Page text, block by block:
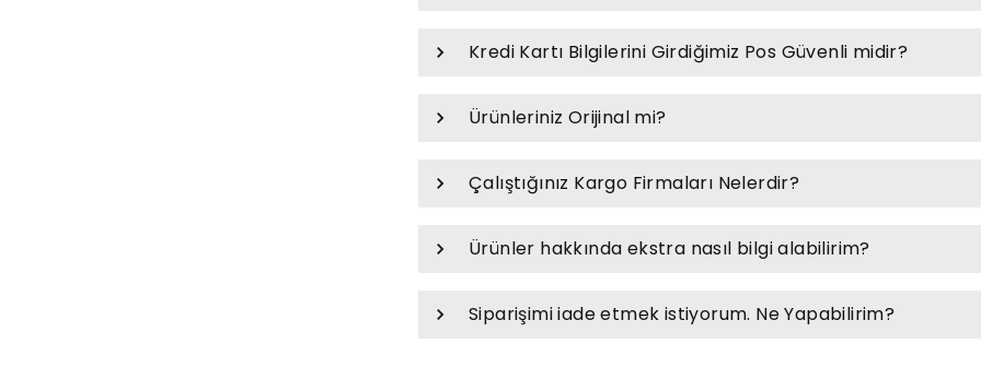
Kredi Kartı Bilgilerini Girdiğimiz Pos Güvenli midir?
Ürünleriniz Orijinal mi?
Çalıştığınız Kargo Firmaları Nelerdir?
Ürünler hakkında ekstra nasıl bilgi alabilirim?
Siparişimi iade etmek istiyorum. Ne Yapabilirim?